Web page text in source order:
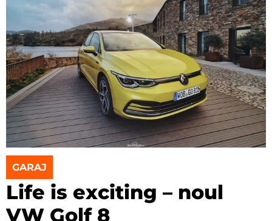
GARAJ
Life is exciting – noul
VW Golf 8